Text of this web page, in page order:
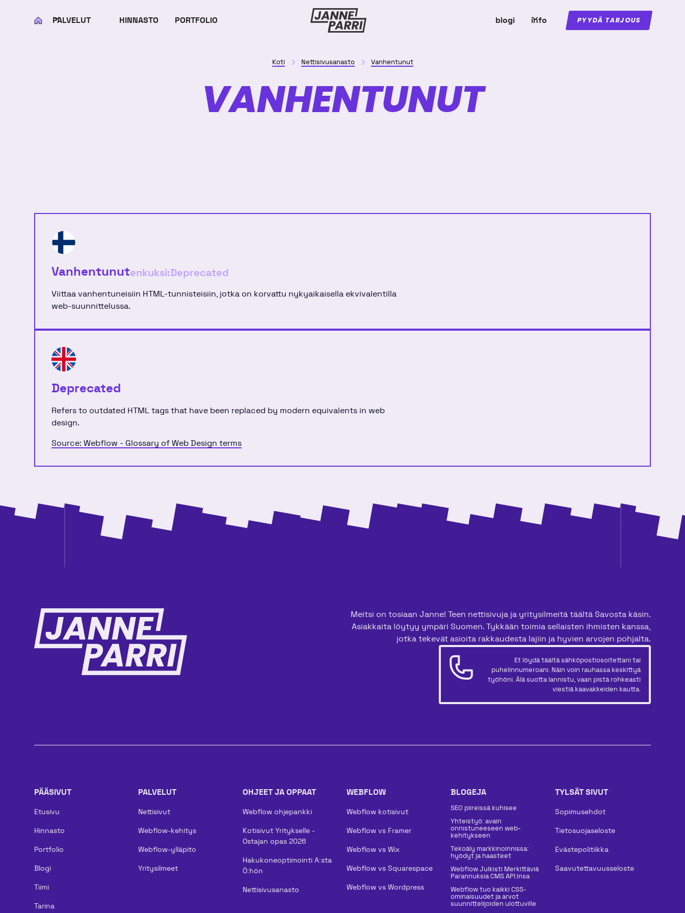
PALVELUT HINNASTO
PORTFOLIO
blogi info PYYDÄ TARJOUS
Koti Nettisivusanasto Vanhentunut
VANHENTUNUT
Vanhentunutenkuksi:Deprecated
Viittaa vanhentuneisiin HTML-tunnisteisiin, jotka on korvattu nykyaikaisella ekvivalentilla
web-suunnittelussa.
Deprecated
Refers to outdated HTML tags that have been replaced by modern equivalents in web
design.
Source: Webflow - Glossary of Web Design terms
Meitsi on tosiaan Janne! Teen nettisivuja ja yritysilmeitä täältä Savosta käsin.
Asiakkaita löytyy ympäri Suomen. Tykkään toimia sellaisten ihmisten kanssa,
jotka tekevät asioita rakkaudesta lajiin ja hyvien arvojen pohjalta.
Et löydä täältä sähköpostiosoitettani tai
puhelinnumeroani. Näin voin rauhassa keskittyä
työhöni. Älä suotta lannistu, vaan pistä rohkeasti
viestiä kaavakkeiden kautta.
PÄÄSIVUT
Etusivu
Hinnasto
Portfolio
Blogi
Tiimi
Tarina
PALVELUT
Nettisivut
Webflow-kehitys
Webflow-ylläpito
Yritysilmeet
OHJEET JA OPPAAT
Webflow ohjepankki
Kotisivut Yritykselle -
Ostajan opas 2026
Hakukoneoptimointi A:sta
Ö:hön
Nettisivusanasto
WEBFLOW
Webflow kotisivut
Webflow vs Framer
Webflow vs Wix
Webflow vs Squarespace
Webflow vs Wordpress
BLOGEJA
SEO piireissä kuhisee
Yhteistyö: avain
onnistuneeseen web-
kehitykseen
Tekoäly markkinoinnissa:
hyödyt ja haasteet
Webflow Julkisti Merkittäviä
Parannuksia CMS API:insa
Webflow tuo kaikki CSS-
ominaisuudet ja arvot
suunnittelijoiden ulottuville
TYLSÄT SIVUT
Sopimusehdot
Tietosuojaseloste
Evästepolitiikka
Saavutettavuusseloste